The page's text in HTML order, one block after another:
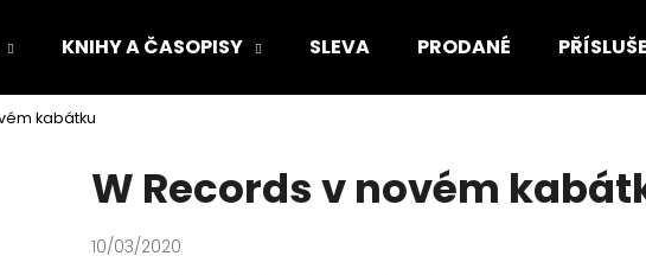
KNIHY A ČASOPISY SLEVA PRODANÉ
kabátku
W Records v novém
10/03/2020